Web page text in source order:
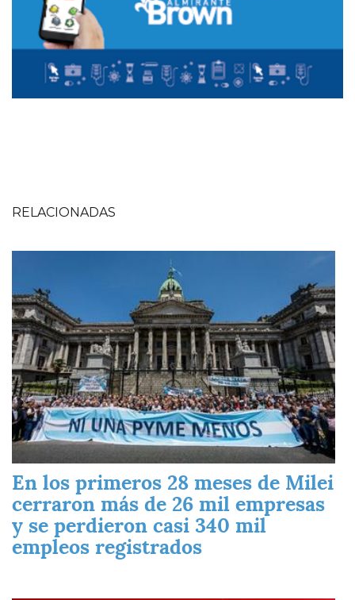
RELACIONADAS
En los primeros 28 meses de Milei
cerraron más de 26 mil empresas
y se perdieron casi 340 mil
empleos registrados